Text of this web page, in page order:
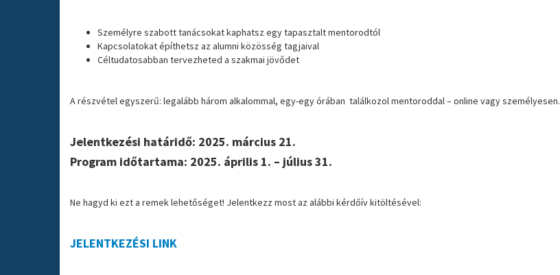
Személyre szabott tanácsokat kaphatsz egy tapasztalt mentorodtól
Kapcsolatokat építhetsz az alumni közösség tagjaival
Céltudatosabban tervezheted a szakmai jövődet
A részvétel egyszerű: legalább három alkalommal, egy-egy órában találkozol mentoroddal – online vagy személyesen.
Jelentkezési határidő: 2025. március 21.
Program időtartama: 2025. április 1. – július 31.
Ne hagyd ki ezt a remek lehetőséget! Jelentkezz most az alábbi kérdőív kitöltésével:
JELENTKEZÉSI LINK